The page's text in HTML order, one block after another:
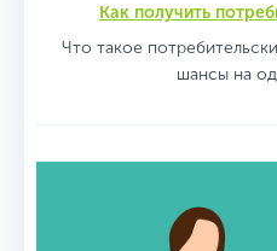
Как получить
Что такое
шансы на